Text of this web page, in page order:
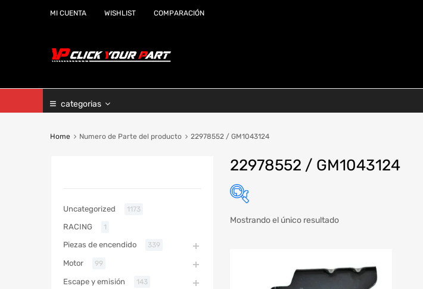
MI CUENTA WISHLIST COMPARACIÓN
categorias
Home Numero de Parte del producto 22978552 / GM1043124
22978552 / GM1043124
Mostrando el único resultado
Uncategorized 1173
RACING 1
Piezas de encendido 339
Motor 99
Escape y emisión 143